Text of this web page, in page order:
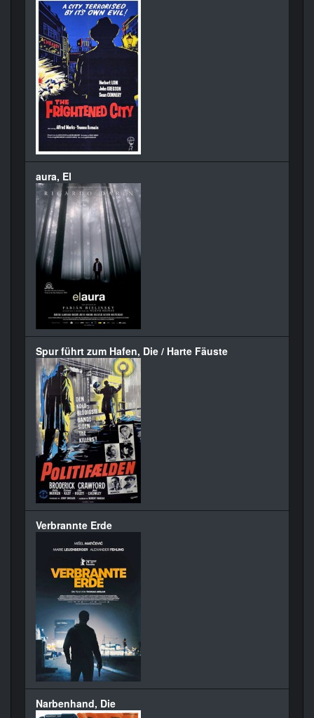
aura, El
Spur führt zum Hafen, Die / Harte Fäuste
Verbrannte Erde
Narbenhand, Die